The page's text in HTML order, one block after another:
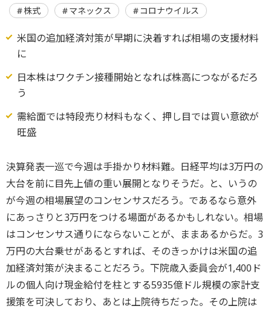
株式 マネックス コロナウイルス
米国の追加経済対策が早期に決着すれば相場の支援材料
に
日本株はワクチン接種開始となれば株高につながるだろ
う
需給面では特段売り材料もなく、押し目では買い意欲が
旺盛
決算発表一巡で今週は手掛かり材料難。日経平均は3万円の
大台を前に目先上値の重い展開となりそうだ。と、いうの
が今週の相場展望のコンセンサスだろう。であるなら意外
にあっさりと3万円をつける場面があるかもしれない。相場
はコンセンサス通りにならないことが、ままあるからだ。3
万円の大台乗せがあるとすれば、そのきっかけは米国の追
加経済対策が決まることだろう。下院歳入委員会が1,400ド
ルの個人向け現金給付を柱とする5935億ドル規模の家計支
援策を可決しており、あとは上院待ちだった。その上院は